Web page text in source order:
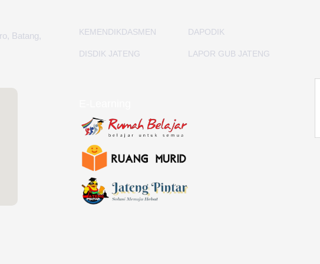
Batang,
KEMENDIKDASMEN DAPODIK
DISDIK JATENG LAPOR GUB JATENG